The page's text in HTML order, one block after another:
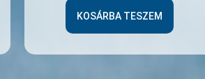
KOSÁRBA TESZEM